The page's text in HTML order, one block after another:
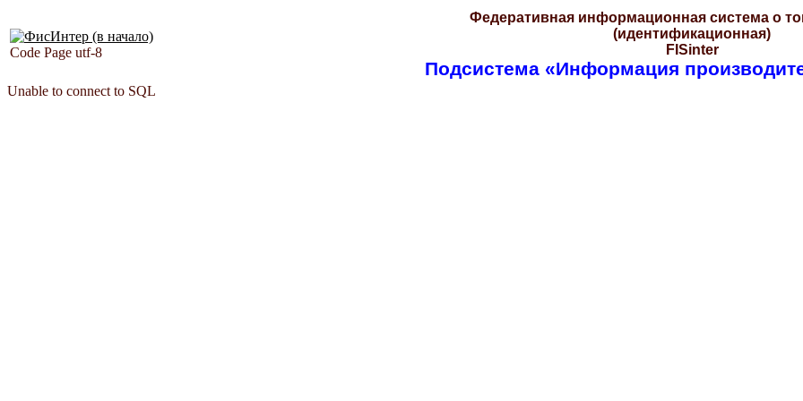
Code Page utf-8
Федеративная информационная система о
(идентификационная)
FISinter
Подсистема «Информация
Unable to connect to SQL